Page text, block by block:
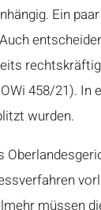
Ein
OWi 458/21).
wurden.
müssen